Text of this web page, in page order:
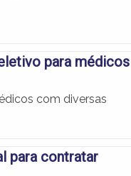
para médicos
com diversas
para contratar